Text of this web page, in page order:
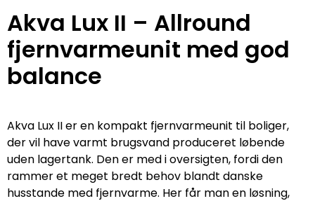
Akva Lux II – Allround
fjernvarmeunit med god
balance
Akva Lux II er en kompakt fjernvarmeunit til boliger,
der vil have varmt brugsvand produceret løbende
uden lagertank. Den er med i oversigten, fordi den
rammer et meget bredt behov blandt danske
husstande med fjernvarme. Her får man en løsning,